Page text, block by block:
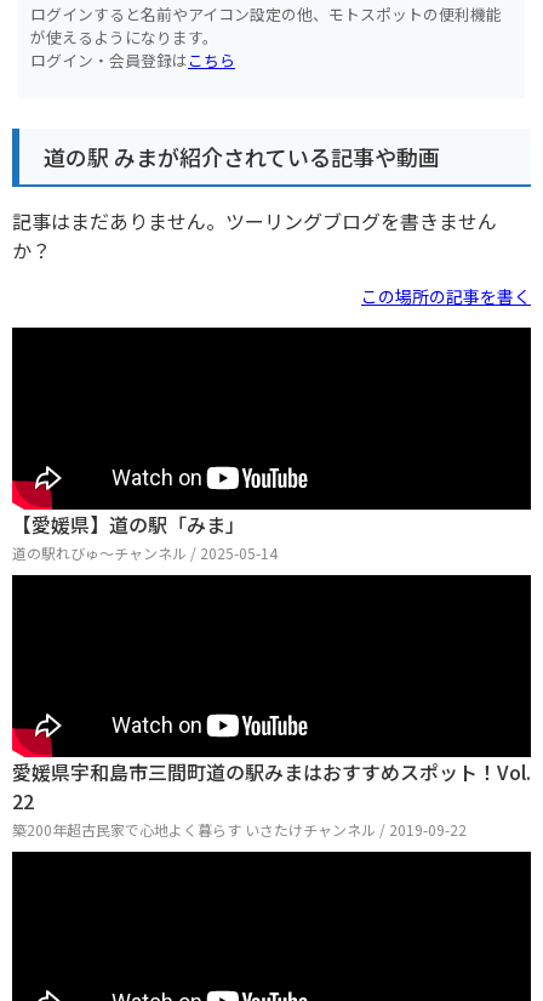
ログインすると名前やアイコン設定の他、モトスポットの便利機能
が使えるようになります。
ログイン・会員登録はこちら
道の駅 みまが紹介されている記事や動画
記事はまだありません。ツーリングブログを書きません
か？
この場所の記事を書く
【愛媛県】道の駅「みま」
道の駅れびゅ〜チャンネル / 2025-05-14
愛媛県宇和島市三間町道の駅みまはおすすめスポット！Vol.
22
築200年超古民家で心地よく暮らす いさたけチャンネル / 2019-09-22